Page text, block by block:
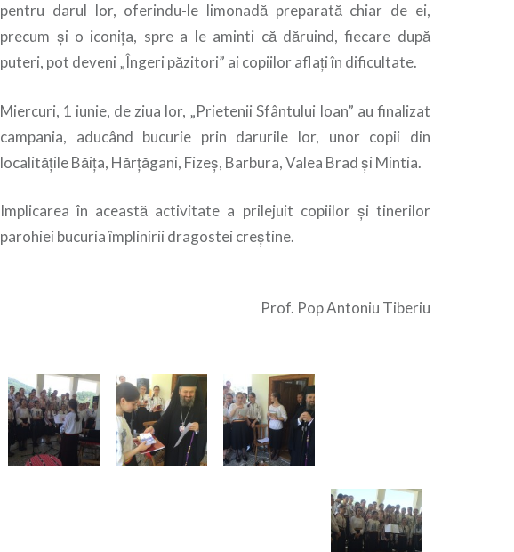
pentru darul lor, oferindu-le limonadă preparată chiar de ei,
precum și o iconița, spre a le aminti că dăruind, fiecare după
puteri, pot deveni „Îngeri păzitori” ai copiilor aflați în dificultate.
Miercuri, 1 iunie, de ziua lor, „Prietenii Sfântului Ioan” au finalizat
campania, aducând bucurie prin darurile lor, unor copii din
localitățile Băița, Hărțăgani, Fizeș, Barbura, Valea Brad și Mintia.
Implicarea în această activitate a prilejuit copiilor și tinerilor
parohiei bucuria împlinirii dragostei creștine.
Prof. Pop Antoniu Tiberiu